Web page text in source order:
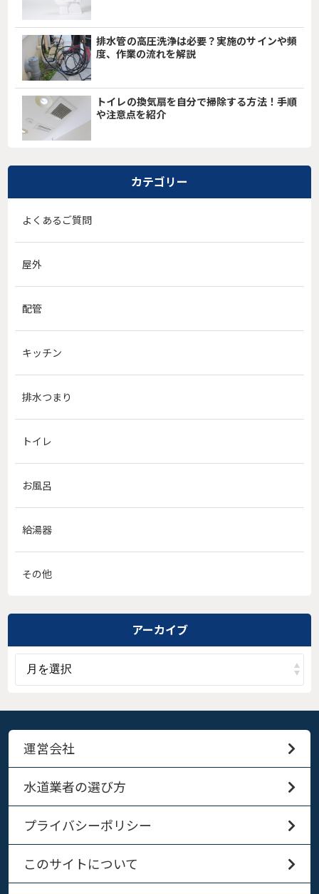
排水管の高圧洗浄は必要？実施のサインや頻
度、作業の流れを解説
トイレの換気扇を自分で掃除する方法！手順
や注意点を紹介
カテゴリー
よくあるご質問
屋外
配管
キッチン
排水つまり
トイレ
お風呂
給湯器
その他
アーカイブ
運営会社
水道業者の選び方
プライバシーポリシー
このサイトについて